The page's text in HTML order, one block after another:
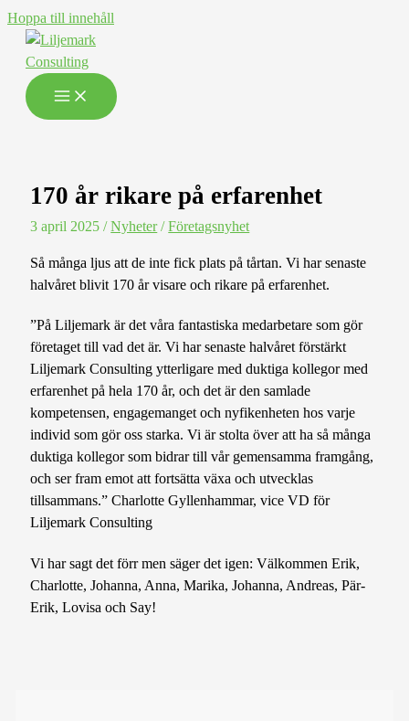
Hoppa till innehåll
170 år rikare på erfarenhet
3 april 2025/Nyheter/Företagsnyhet
Så många ljus att de inte fick plats på tårtan. Vi har senaste
halvåret blivit 170 år visare och rikare på erfarenhet.
”På Liljemark är det våra fantastiska medarbetare som gör
företaget till vad det är. Vi har senaste halvåret förstärkt
Liljemark Consulting ytterligare med duktiga kollegor med
erfarenhet på hela 170 år, och det är den samlade
kompetensen, engagemanget och nyfikenheten hos varje
individ som gör oss starka. Vi är stolta över att ha så många
duktiga kollegor som bidrar till vår gemensamma framgång,
och ser fram emot att fortsätta växa och utvecklas
tillsammans.” Charlotte Gyllenhammar, vice VD för
Liljemark Consulting
Vi har sagt det förr men säger det igen: Välkommen Erik,
Charlotte, Johanna, Anna, Marika, Johanna, Andreas, Pär-
Erik, Lovisa och Say!